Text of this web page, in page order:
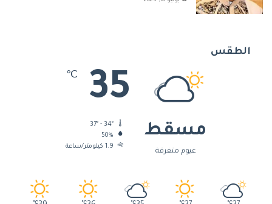
الطقس
مسقط
غيوم متفرقة
35
℃
50%
1.9 كيلومتر/ساعة